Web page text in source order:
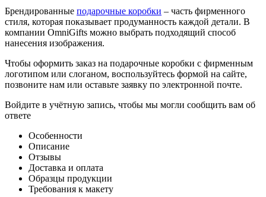
Брендированные подарочные коробки – часть фирменного
стиля, которая показывает продуманность каждой детали. В
компании OmniGifts можно выбрать подходящий способ
нанесения изображения.
Чтобы оформить заказ на подарочные коробки с фирменным
логотипом или слоганом, воспользуйтесь формой на сайте,
позвоните нам или оставьте заявку по электронной почте.
Войдите в учётную запись, чтобы мы могли сообщить вам об
ответе
Особенности
Описание
Отзывы
Доставка и оплата
Образцы продукции
Требования к макету